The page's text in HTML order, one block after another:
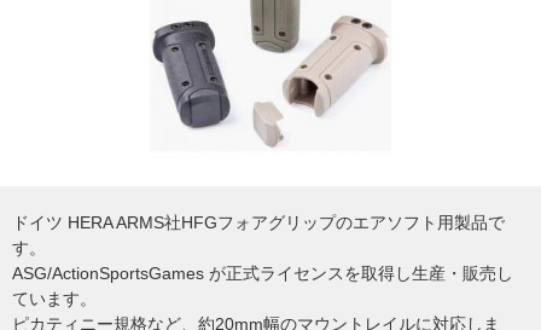
ドイツ HERA ARMS社HFGフォアグリップのエアソフト用製品で
す。
ASG/ActionSportsGames が正式ライセンスを取得し生産・販売し
ています。
ピカティニー規格など、約20mm幅のマウントレイルに対応しま